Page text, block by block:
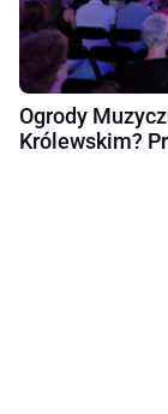
Ogrody
Królewskim?